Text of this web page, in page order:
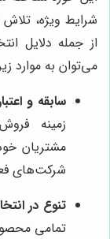
شرایط ویژه،
از جمله دلایل
می‌توان به موارد
سابقه و
زمینه
مشتریان
شرکت‌های
تنوع در
تمامی